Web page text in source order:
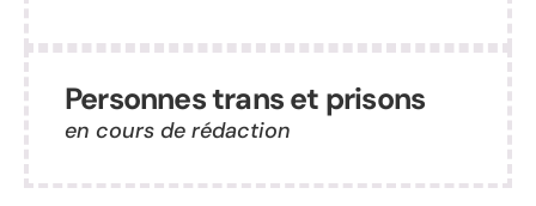
Personnes trans et prisons
en cours de rédaction